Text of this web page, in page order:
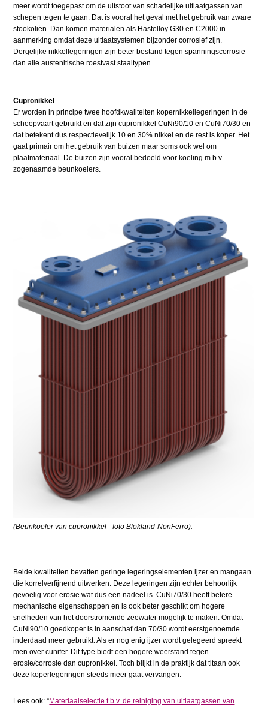
meer wordt toegepast om de uitstoot van schadelijke uitlaatgassen van
schepen tegen te gaan. Dat is vooral het geval met het gebruik van zware
stookoliën. Dan komen materialen als Hastelloy G30 en C2000 in
aanmerking omdat deze uitlaatsystemen bijzonder corrosief zijn.
Dergelijke nikkellegeringen zijn beter bestand tegen spanningscorrosie
dan alle austenitische roestvast staaltypen.
Cupronikkel
Er worden in principe twee hoofdkwaliteiten kopernikkellegeringen in de
scheepvaart gebruikt en dat zijn cupronikkel CuNi90/10 en CuNi70/30 en
dat betekent dus respectievelijk 10 en 30% nikkel en de rest is koper. Het
gaat primair om het gebruik van buizen maar soms ook wel om
plaatmateriaal. De buizen zijn vooral bedoeld voor koeling m.b.v.
zogenaamde beunkoelers.
(Beunkoeler van cupronikkel - foto Blokland-NonFerro).
Beide kwaliteiten bevatten geringe legeringselementen ijzer en mangaan
die korrelverfijnend uitwerken. Deze legeringen zijn echter behoorlijk
gevoelig voor erosie wat dus een nadeel is. CuNi70/30 heeft betere
mechanische eigenschappen en is ook beter geschikt om hogere
snelheden van het doorstromende zeewater mogelijk te maken. Omdat
CuNi90/10 goedkoper is in aanschaf dan 70/30 wordt eerstgenoemde
inderdaad meer gebruikt. Als er nog enig ijzer wordt gelegeerd spreekt
men over cunifer. Dit type biedt een hogere weerstand tegen
erosie/corrosie dan cupronikkel. Toch blijkt in de praktijk dat titaan ook
deze koperlegeringen steeds meer gaat vervangen.
Lees ook: “Materiaalselectie t.b.v. de reiniging van uitlaatgassen van